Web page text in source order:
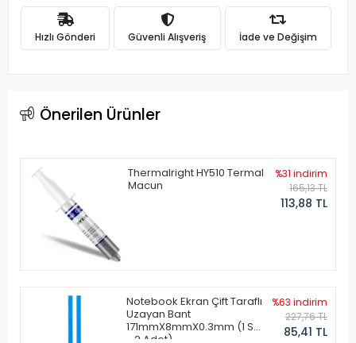
Hızlı Gönderi Güvenli Alışveriş İade ve Değişim
Önerilen Ürünler
Thermalright HY510 Termal
Macun
%31 indirim
165,13 TL
113,88 TL
Notebook Ekran Çift Taraflı
Uzayan Bant
171mmX8mmX0.3mm (1 Set
- 2 Adet)
%63 indirim
227,76 TL
85,41 TL